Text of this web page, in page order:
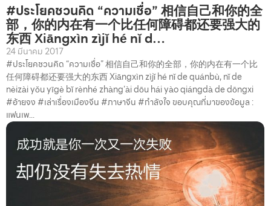
#ประโยคชวนคิด “ความเชื่อ” 相信自己和你的全
部，你的内在有一个比任何障碍都还要强大的
东西 Xiāngxìn zìjǐ hé nǐ d…
24 มีนาคม 2017
#ประโยคชวนคิด “ความเชื่อ” 相信自己和你的全部，你的内在有一个比
任何障碍都还要强大的东西 Xiāngxìn zìjǐ hé nǐ de quánbù, nǐ de
nèizài yǒu yīgè bǐ rènhé zhàng’ài dōu hái yào qiángdà de dōngxi
#อ้ายจง #เล่าเรื่องเมืองจีน #ภาษาจีน #กำลังใจ ขอบคุณที่มาของข้อมูล :
แฟนเพ...